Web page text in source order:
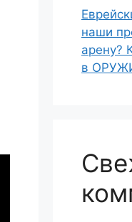
наши
арену?
в